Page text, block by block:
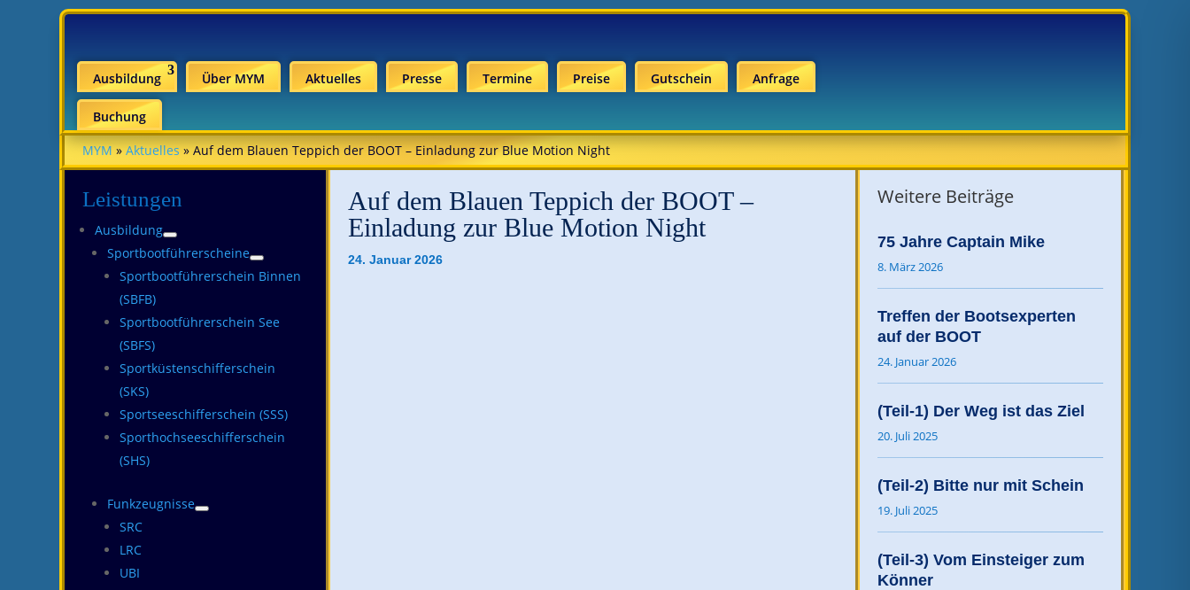
Ausbildung Über MYM Aktuelles Presse Termine Preise Gutschein Anfrage
Buchung
MYM»Aktuelles»Auf dem Blauen Teppich der BOOT – Einladung zur Blue Motion Night
Leistungen
Ausbildung
Sportbootführerscheine
Sportbootführerschein Binnen
(SBFB)
Sportbootführerschein See
(SBFS)
Sportküstenschifferschein
(SKS)
Sportseeschifferschein (SSS)
Sporthochseeschifferschein
(SHS)
Funkzeugnisse
SRC
LRC
UBI
Auf dem Blauen Teppich der BOOT –
Einladung zur Blue Motion Night
24. Januar 2026
Weitere Beiträge
75 Jahre Captain Mike
8. März 2026
Treffen der Bootsexperten
auf der BOOT
24. Januar 2026
(Teil-1) Der Weg ist das Ziel
20. Juli 2025
(Teil-2) Bitte nur mit Schein
19. Juli 2025
(Teil-3) Vom Einsteiger zum
Könner